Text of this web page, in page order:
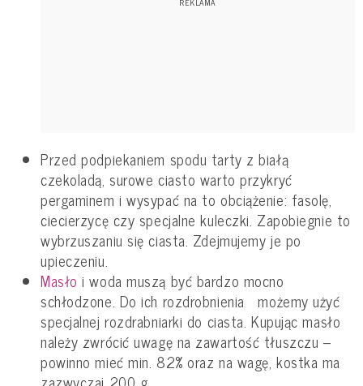
Przed podpiekaniem spodu tarty z białą
czekoladą, surowe ciasto warto przykryć
pergaminem i wysypać na to obciążenie: fasolę,
ciecierzycę czy specjalne kuleczki. Zapobiegnie to
wybrzuszaniu się ciasta. Zdejmujemy je po
upieczeniu.
Masło i woda muszą być bardzo mocno
schłodzone. Do ich rozdrobnienia możemy użyć
specjalnej rozdrabniarki do ciasta. Kupując masło
należy zwrócić uwagę na zawartość tłuszczu –
powinno mieć min. 82% oraz na wagę, kostka ma